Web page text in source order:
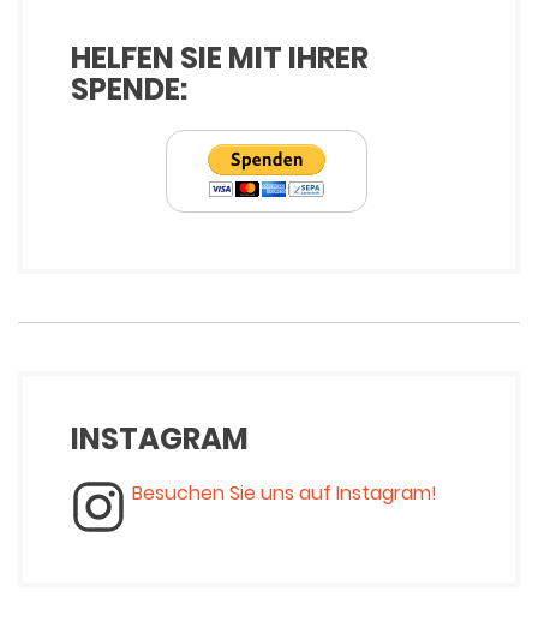
HELFEN SIE MIT IHRER
SPENDE:
INSTAGRAM
Besuchen Sie uns auf Instagram!